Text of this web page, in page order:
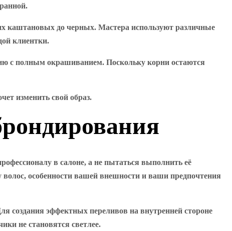
каштановых до черных. Мастера используют различные
клиентки.
с полным окрашиванием. Поскольку корни остаются
изменить свой образ.
в салоне, а не пытаться выполнить её
особенности вашей внешности и ваши предпочтения
создания эффектных переливов на внутренней стороне
не становятся светлее.